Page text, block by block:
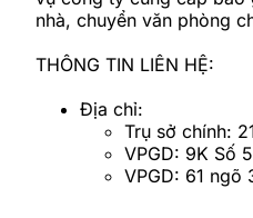
nhà, chuyển văn phòng
THÔNG TIN LIÊN HỆ:
Địa chỉ:
Trụ sở chính:
VPGD: 9K Số
VPGD: 61 ngõ